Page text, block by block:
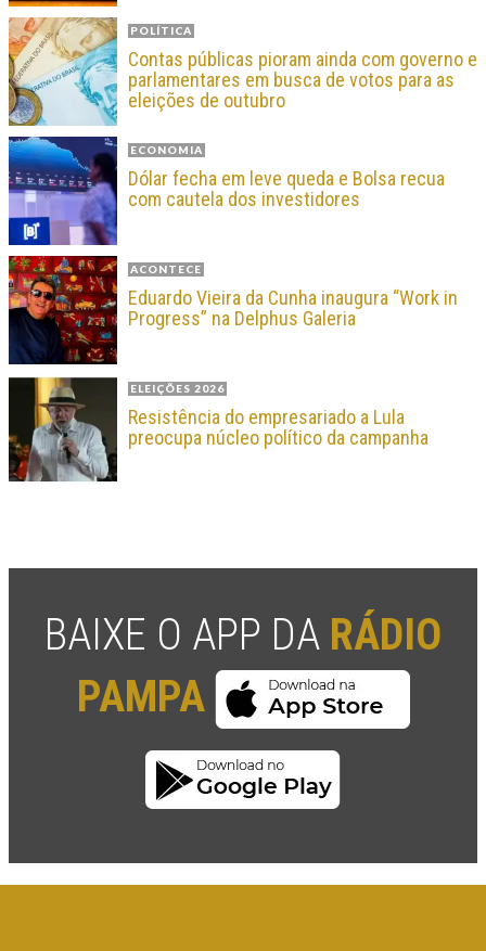
POLÍTICA
Contas públicas pioram ainda com governo e
parlamentares em busca de votos para as
eleições de outubro
ECONOMIA
Dólar fecha em leve queda e Bolsa recua
com cautela dos investidores
ACONTECE
Eduardo Vieira da Cunha inaugura “Work in
Progress” na Delphus Galeria
ELEIÇÕES 2026
Resistência do empresariado a Lula
preocupa núcleo político da campanha
BAIXE O APP DA RÁDIO
PAMPA